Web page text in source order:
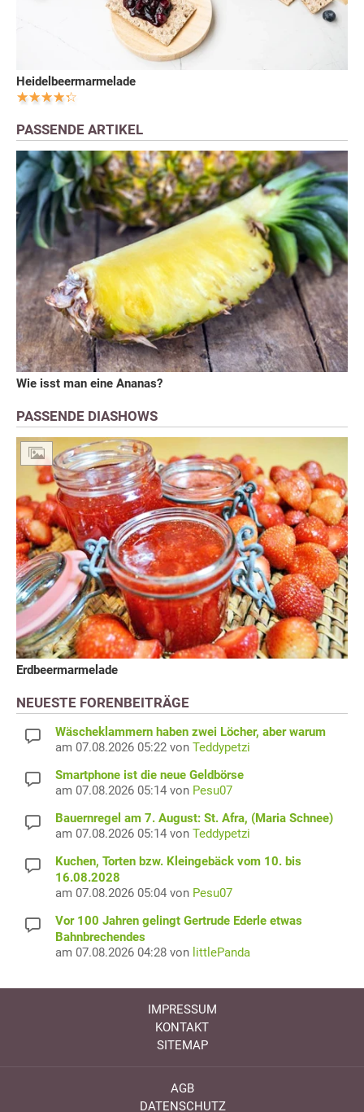
Heidelbeermarmelade
PASSENDE ARTIKEL
Wie isst man eine Ananas?
PASSENDE DIASHOWS
Erdbeermarmelade
NEUESTE FORENBEITRÄGE
Wäscheklammern haben zwei Löcher, aber warum
am 07.08.2026 05:22 von Teddypetzi
Smartphone ist die neue Geldbörse
am 07.08.2026 05:14 von Pesu07
Bauernregel am 7. August: St. Afra, (Maria Schnee)
am 07.08.2026 05:14 von Teddypetzi
Kuchen, Torten bzw. Kleingebäck vom 10. bis
16.08.2028
am 07.08.2026 05:04 von Pesu07
Vor 100 Jahren gelingt Gertrude Ederle etwas
Bahnbrechendes
am 07.08.2026 04:28 von littlePanda
IMPRESSUM
KONTAKT
SITEMAP
AGB
DATENSCHUTZ